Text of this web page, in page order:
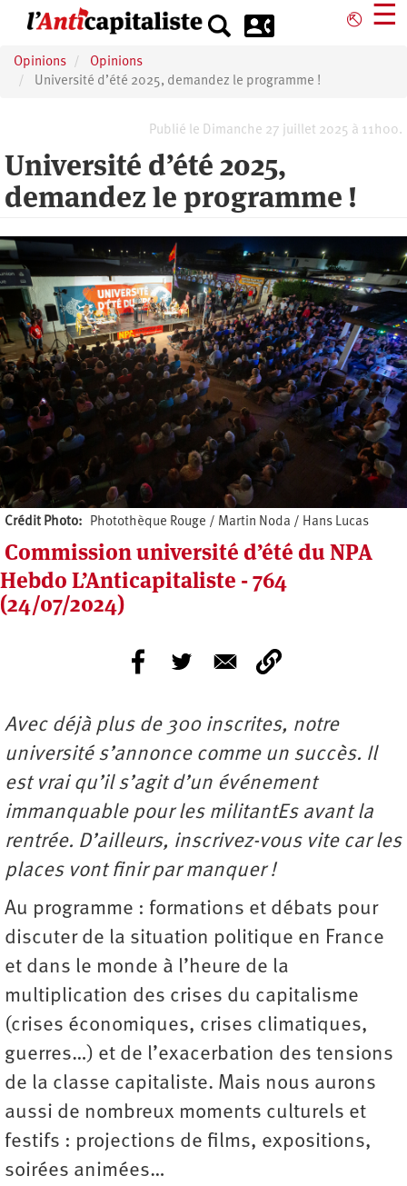
principal
⎋ ☰
Opinions
Opinions
Université d’été 2025, demandez le programme !
Publié le Dimanche 27 juillet 2025 à 11h00.
Université d’été 2025,
demandez le programme !
Crédit Photo Photothèque Rouge / Martin Noda / Hans Lucas
Commission université d’été du NPA
Hebdo L’Anticapitaliste - 764
(24/07/2024)
Avec déjà plus de 300 inscrites, notre
université s’annonce comme un succès. Il
est vrai qu’il s’agit d’un événement
immanquable pour les militantEs avant la
rentrée. D’ailleurs, inscrivez-vous vite car les
places vont finir par manquer !
Au programme : formations et débats pour
discuter de la situation politique en France
et dans le monde à l’heure de la
multiplication des crises du capitalisme
(crises économiques, crises climatiques,
guerres…) et de l’exacerbation des tensions
de la classe capitaliste. Mais nous aurons
aussi de nombreux moments culturels et
festifs : projections de films, expositions,
soirées animées…